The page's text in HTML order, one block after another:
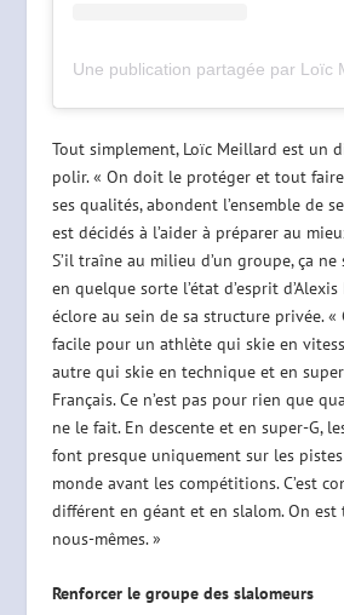
Tout simplement, Loïc Meillard est un
polir. « On doit le protéger et tout
ses qualités, abondent l’ensemble de
est décidés à l’aider à préparer au
S’il traîne au milieu d’un groupe, ça ne
en quelque sorte l’état d’esprit
éclore au sein de sa structure privée. «
facile pour un athlète qui skie en
autre qui skie en technique et en
Français. Ce n’est pas pour rien que
ne le fait. En descente et en super-G,
font presque uniquement sur les
monde avant les compétitions. C’est
différent en géant et en slalom. On
nous-mêmes. »
Renforcer le groupe des slalomeurs